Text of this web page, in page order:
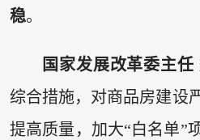
稳。
国家发展改革委主任
综合措施，对商品房建设
提高质量，加大“白名单”